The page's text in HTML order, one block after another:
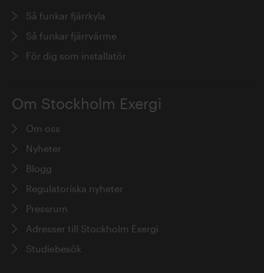
Så funkar fjärrkyla
Så funkar fjärrvärme
För dig som installatör
Om Stockholm Exergi
Om oss
Nyheter
Blogg
Regulatoriska nyheter
Pressrum
Adresser till Stockholm Exergi
Studiebesök